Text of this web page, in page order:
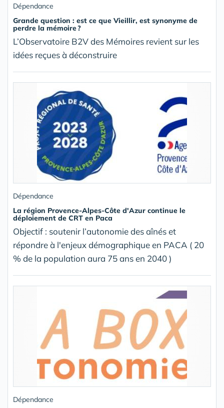
Dépendance
Grande question : est ce que Vieillir, est synonyme de
perdre la mémoire ?
L’Observatoire B2V des Mémoires revient sur les
idées reçues à déconstruire
Dépendance
La région Provence-Alpes-Côte d'Azur continue le
déploiement de CRT en Paca
Objectif : soutenir l’autonomie des aînés et
répondre à l'enjeux démographique en PACA ( 20
% de la population aura 75 ans en 2040 )
Dépendance